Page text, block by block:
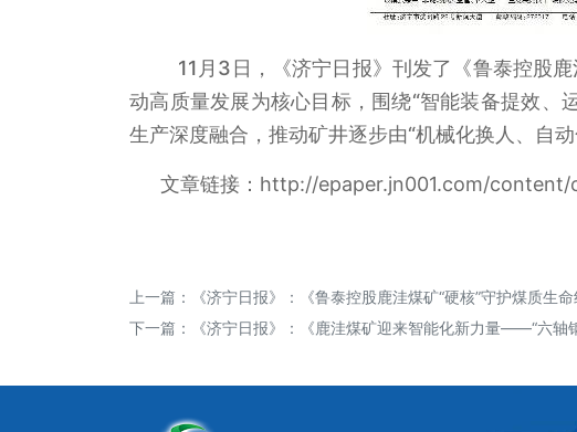
11月3日，《济宁日报》刊发了《鲁泰控股
动高质量发展为核心目标，围绕“智能装备提效、
生产深度融合，推动矿井逐步由“机械化换人、自
文章链接： http://epaper.jn001.com/
上一篇：
《济宁日报》：《鲁泰控股鹿洼煤矿“硬核”守护煤质生命
下一篇：
《济宁日报》：《鹿洼煤矿迎来智能化新力量——“六轴